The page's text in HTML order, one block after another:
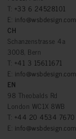
T: +33 6 24528101
E: info@wsbdesign.com
CH
Schanzenstrasse 4a
3008, Bern
T: +41 3 15611671
E: info@wsbdesign.com
EN
98 Theobalds Rd
London WC1X 8WB
T: +44 20 4534 7670
E: info@wsbdesign.com